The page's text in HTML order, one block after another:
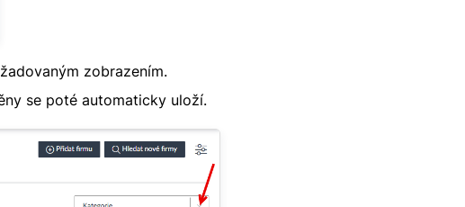
zobrazením.
se poté automaticky uloží.